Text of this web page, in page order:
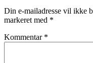
Din e-mailadresse vil ikke
markeret med *
Kommentar *